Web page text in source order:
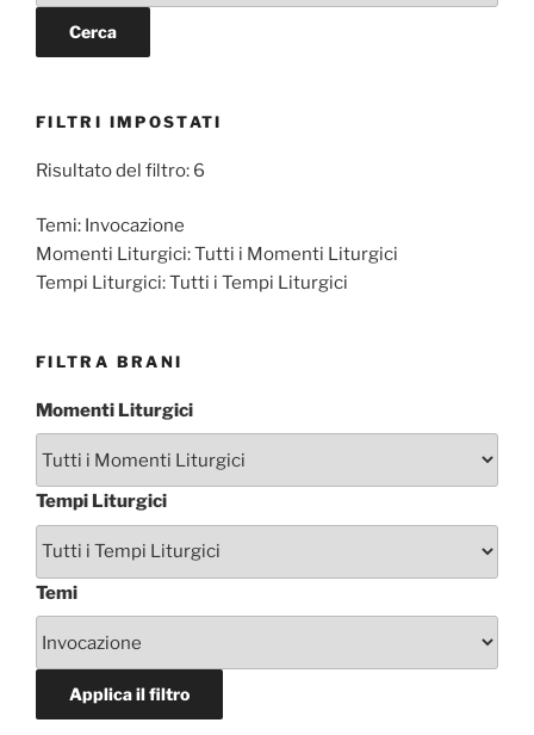
FILTRI IMPOSTATI
Risultato del filtro: 6
Temi: Invocazione
Momenti Liturgici:Tutti i Momenti Liturgici
Tempi Liturgici:Tutti i Tempi Liturgici
FILTRA BRANI
Momenti Liturgici
Tempi Liturgici
Temi
Applica il filtro